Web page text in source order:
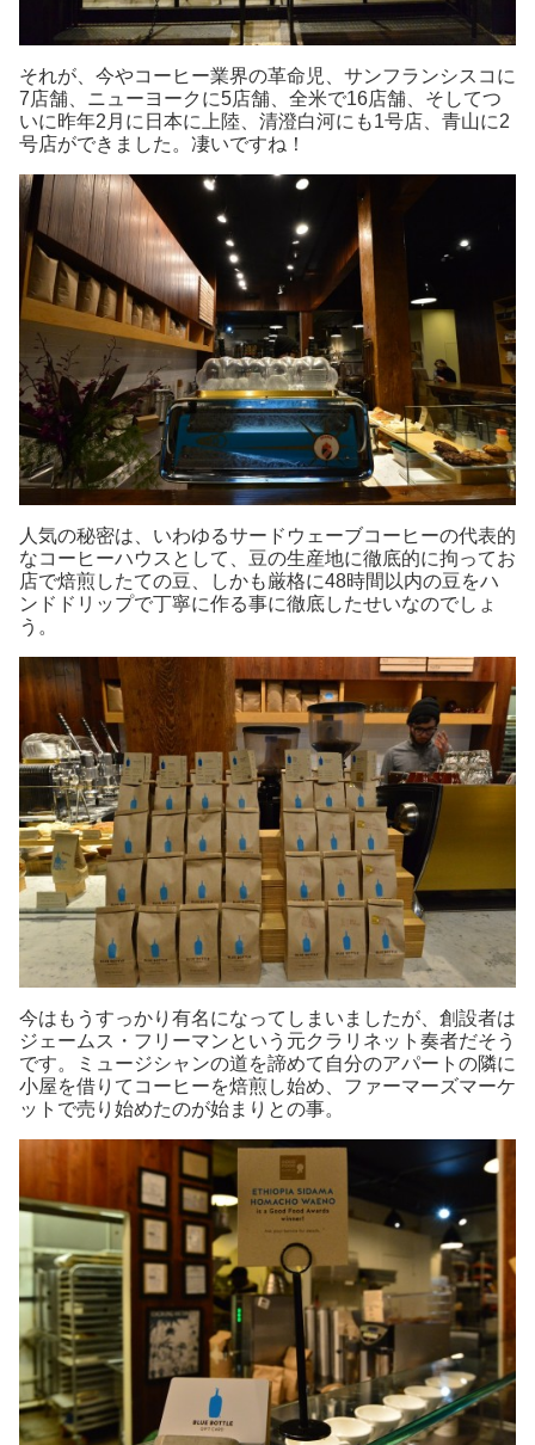
それが、今やコーヒー業界の革命児、サンフランシスコに
7店舗、ニューヨークに5店舗、全米で16店舗、そしてつ
いに昨年2月に日本に上陸、清澄白河にも1号店、青山に2
号店ができました。凄いですね！
人気の秘密は、いわゆるサードウェーブコーヒーの代表的
なコーヒーハウスとして、豆の生産地に徹底的に拘ってお
店で焙煎したての豆、しかも厳格に48時間以内の豆をハ
ンドドリップで丁寧に作る事に徹底したせいなのでしょ
う。
今はもうすっかり有名になってしまいましたが、創設者は
ジェームス・フリーマンという元クラリネット奏者だそう
です。ミュージシャンの道を諦めて自分のアパートの隣に
小屋を借りてコーヒーを焙煎し始め、ファーマーズマーケ
ットで売り始めたのが始まりとの事。